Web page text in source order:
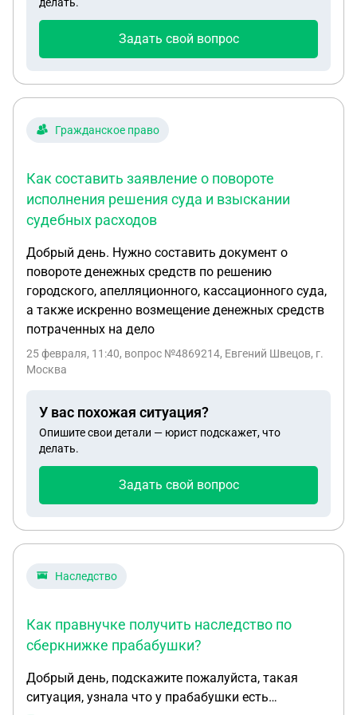
Задать свой вопрос
Гражданское право
Как составить заявление о повороте
исполнения решения суда и взыскании
судебных расходов
Добрый день. Нужно составить документ о
повороте денежных средств по решению
городского, апелляционного, кассационного суда,
а также искренно возмещение денежных средств
потраченных на дело
25 февраля, 11:40, вопрос №4869214, Евгений Швецов, г.
Москва
У вас похожая ситуация?
Опишите свои детали — юрист подскажет, что
делать.
Задать свой вопрос
Наследство
Как правнучке получить наследство по
сберкнижке прабабушки?
Добрый день, подскажите пожалуйста, такая
ситуация, узнала что у прабабушки есть